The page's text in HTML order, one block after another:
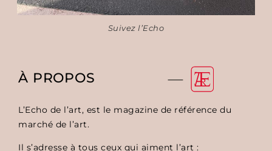
Suivez l’Echo
À PROPOS
L’Echo de l’art, est le magazine de référence du
marché de l’art.
Il s’adresse à tous ceux qui aiment l’art :